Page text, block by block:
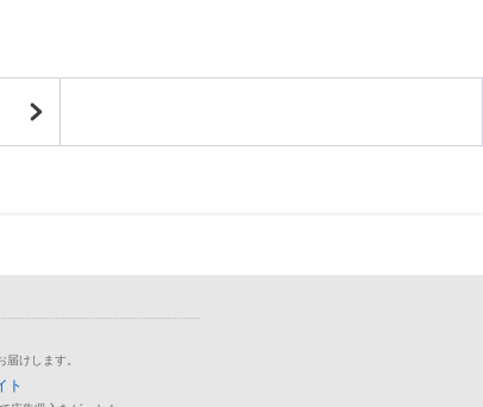
届けします。
ト